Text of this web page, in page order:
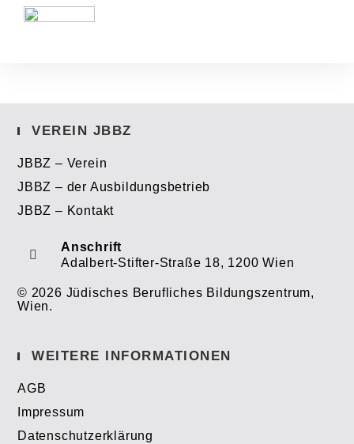
VEREIN JBBZ
JBBZ – Verein
JBBZ – der Ausbildungsbetrieb
JBBZ – Kontakt
Anschrift
Adalbert-Stifter-Straße 18, 1200 Wien
© 2026 Jüdisches Berufliches Bildungszentrum,
Wien.
WEITERE INFORMATIONEN
AGB
Impressum
Datenschutzerklärung